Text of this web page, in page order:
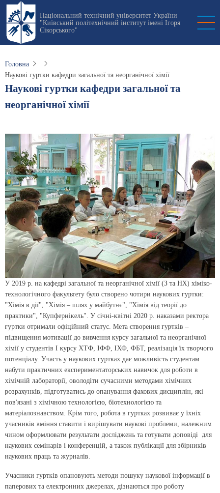
Перейти
основного
вмісту
Національний технічний університет України
"Київський політехнічний інститут імені Ігоря
Сікорського"
Головна
Наукові гуртки кафедри загальної та неорганічної хімії
Наукові гуртки кафедри загальної та
неорганічної хімії
У 2019 р. на кафедрі загальної та неорганічної хімії (З та НХ) хіміко-
технологічного факультету було створено чотири наукових гуртки:
"Хімія в дії", "Хімія – шлях у майбутнє", "Хімія від теорії до
практики", "Купфернікель". У січні-квітні 2020 р. наказами ректора
гуртки отримали офіційний статус. Мета створення гуртків –
підвищення мотивації до вивчення курсу загальної та неорганічної
хімії у студентів І курсу ХТФ, ІФФ, ІХФ, ФБТ, реалізація їх творчого
потенціалу. Участь у наукових гуртках дає можливість студентам
набути практичних експериментаторських навичок для роботи в
хімічній лабораторії, оволодіти сучасними методами хімічних
розрахунків, підготуватись до опанування фахових дисциплін, які
пов'язані з хімічною технологією, біотехнологією та
матеріалознавством. Крім того, робота в гуртках розвиває у їхніх
учасників вміння ставити і вирішувати наукові проблеми, належним
чином оформлювати результати досліджень та готувати доповіді для
наукових семінарів і конференцій, а також публікації для збірників
наукових праць та журналів.
Учасники гуртків опановують методи пошуку наукової інформації в
паперових та електронних джерелах, дізнаються про роботу